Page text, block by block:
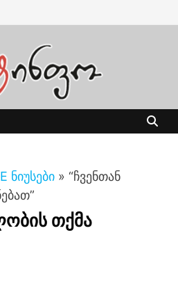
ნიუსები » “ჩვენთან
თქმა